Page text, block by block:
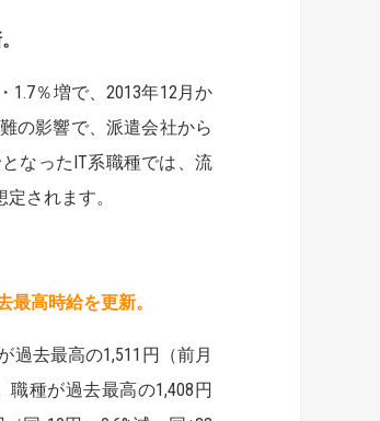
1.7％増で、2013年12月か
の影響で、派遣会社から
なったIT系職種では、流
されます。
高時給を更新。
去最高の1,511円（前月
種が過去最高の1,408円